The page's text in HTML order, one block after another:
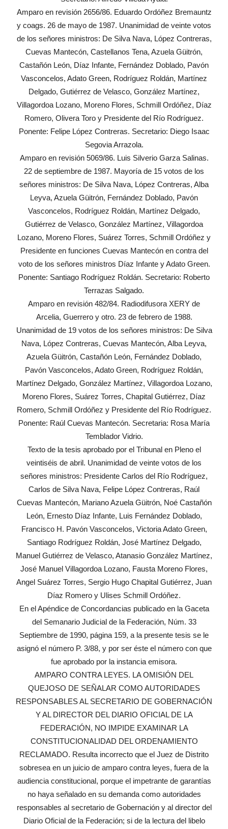
Amparo en revisión 2656/86. Eduardo Ordóñez Bremauntz
y coags. 26 de mayo de 1987. Unanimidad de veinte votos
de los señores ministros: De Silva Nava, López Contreras,
Cuevas Mantecón, Castellanos Tena, Azuela Güitrón,
Castañón León, Díaz Infante, Fernández Doblado, Pavón
Vasconcelos, Adato Green, Rodríguez Roldán, Martínez
Delgado, Gutiérrez de Velasco, González Martínez,
Villagordoa Lozano, Moreno Flores, Schmill Ordóñez, Díaz
Romero, Olivera Toro y Presidente del Río Rodríguez.
Ponente: Felipe López Contreras. Secretario: Diego Isaac
Segovia Arrazola.
Amparo en revisión 5069/86. Luis Silverio Garza Salinas.
22 de septiembre de 1987. Mayoría de 15 votos de los
señores ministros: De Silva Nava, López Contreras, Alba
Leyva, Azuela Güitrón, Fernández Doblado, Pavón
Vasconcelos, Rodríguez Roldán, Martínez Delgado,
Gutiérrez de Velasco, González Martínez, Villagordoa
Lozano, Moreno Flores, Suárez Torres, Schmill Ordóñez y
Presidente en funciones Cuevas Mantecón en contra del
voto de los señores ministros Díaz Infante y Adato Green.
Ponente: Santiago Rodríguez Roldán. Secretario: Roberto
Terrazas Salgado.
Amparo en revisión 482/84. Radiodifusora XERY de
Arcelia, Guerrero y otro. 23 de febrero de 1988.
Unanimidad de 19 votos de los señores ministros: De Silva
Nava, López Contreras, Cuevas Mantecón, Alba Leyva,
Azuela Güitrón, Castañón León, Fernández Doblado,
Pavón Vasconcelos, Adato Green, Rodríguez Roldán,
Martínez Delgado, González Martínez, Villagordoa Lozano,
Moreno Flores, Suárez Torres, Chapital Gutiérrez, Díaz
Romero, Schmill Ordóñez y Presidente del Río Rodríguez.
Ponente: Raúl Cuevas Mantecón. Secretaria: Rosa María
Temblador Vidrio.
Texto de la tesis aprobado por el Tribunal en Pleno el
veintiséis de abril. Unanimidad de veinte votos de los
señores ministros: Presidente Carlos del Río Rodríguez,
Carlos de Silva Nava, Felipe López Contreras, Raúl
Cuevas Mantecón, Mariano Azuela Güitrón, Noé Castañón
León, Ernesto Díaz Infante, Luis Fernández Doblado,
Francisco H. Pavón Vasconcelos, Victoria Adato Green,
Santiago Rodríguez Roldán, José Martínez Delgado,
Manuel Gutiérrez de Velasco, Atanasio González Martínez,
José Manuel Villagordoa Lozano, Fausta Moreno Flores,
Angel Suárez Torres, Sergio Hugo Chapital Gutiérrez, Juan
Díaz Romero y Ulises Schmill Ordóñez.
En el Apéndice de Concordancias publicado en la Gaceta
del Semanario Judicial de la Federación, Núm. 33
Septiembre de 1990, página 159, a la presente tesis se le
asignó el número P. 3/88, y por ser éste el número con que
fue aprobado por la instancia emisora.
AMPARO CONTRA LEYES. LA OMISIÓN DEL
QUEJOSO DE SEÑALAR COMO AUTORIDADES
RESPONSABLES AL SECRETARIO DE GOBERNACIÓN
Y AL DIRECTOR DEL DIARIO OFICIAL DE LA
FEDERACIÓN, NO IMPIDE EXAMINAR LA
CONSTITUCIONALIDAD DEL ORDENAMIENTO
RECLAMADO. Resulta incorrecto que el Juez de Distrito
sobresea en un juicio de amparo contra leyes, fuera de la
audiencia constitucional, porque el impetrante de garantías
no haya señalado en su demanda como autoridades
responsables al secretario de Gobernación y al director del
Diario Oficial de la Federación; si de la lectura del libelo